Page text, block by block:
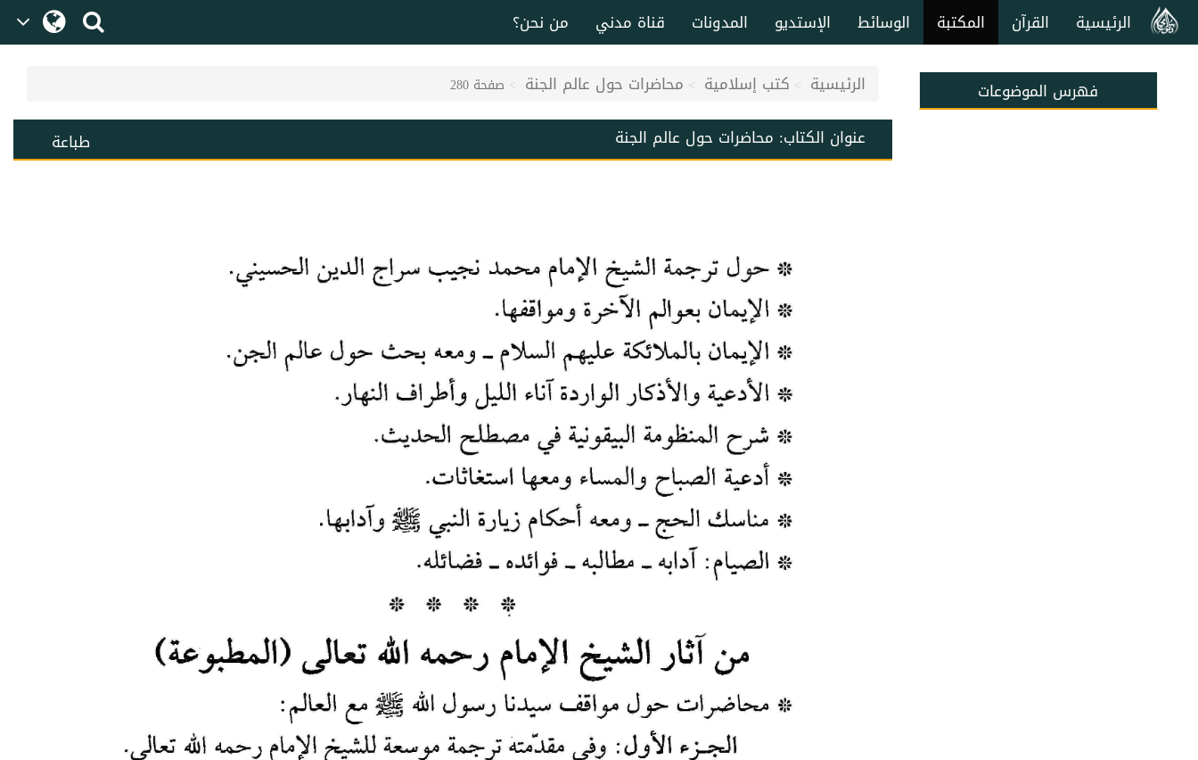
من نحن؟ قناة مدني المدونات الإستديو الوسائط المكتبة القرآن الرئيسية
الرئيسية كتب إسلامية محاضرات حول عالم الجنة صفحة 280
طباعة عنوان الكتاب: محاضرات حول عالم الجنة
فهرس الموضوعات